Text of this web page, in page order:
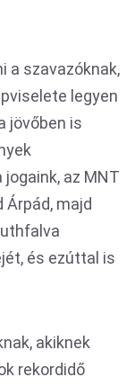
a szavazóknak,
legyen
jövőben is
az MNT
majd
és ezúttal is
akiknek
rekordidő